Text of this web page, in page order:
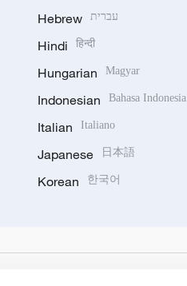
Hebrew עברית
Hindi हिन्दी
Hungarian Magyar
Indonesian Bahasa Indonesia
Italian Italiano
Japanese 日本語
Korean 한국어